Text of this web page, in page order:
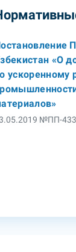
«О
ускоренному
№ПП-